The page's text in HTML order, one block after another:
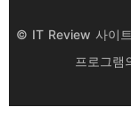
© IT Review 사이
프로그램